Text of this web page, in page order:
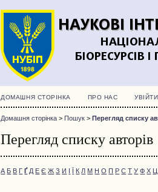
ДОМАШНЯ СТОРІНКА ПРО НАС УВІЙТИ
Домашня сторінка > Пошук >Перегляд списку
Перегляд списку авторів
А Б В Г Ґ Д Е Є Ж З И І Ї К Л М Н О П Р С Т У Ф Х Ц